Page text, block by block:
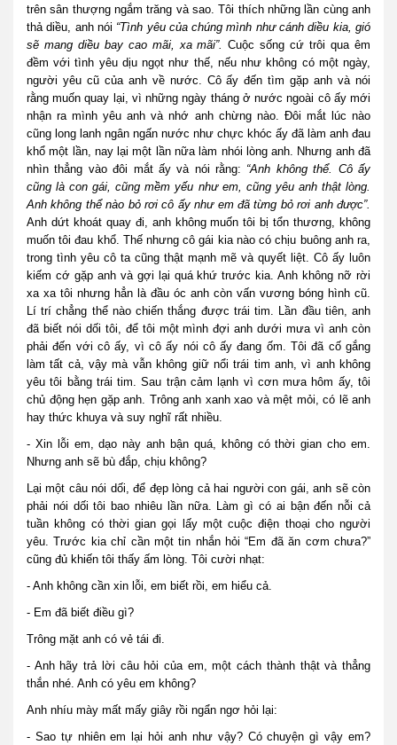
trên sân thượng ngắm trăng và sao. Tôi thích những lần cùng anh
thả diều, anh nói “Tình yêu của chúng mình như cánh diều kia, gió
sẽ mang diều bay cao mãi, xa mãi”. Cuộc sống cứ trôi qua êm
đềm với tình yêu dịu ngọt như thế, nếu như không có một ngày,
người yêu cũ của anh về nước. Cô ấy đến tìm gặp anh và nói
rằng muốn quay lại, vì những ngày tháng ở nước ngoài cô ấy mới
nhận ra mình yêu anh và nhớ anh chừng nào. Đôi mắt lúc nào
cũng long lanh ngân ngấn nước như chực khóc ấy đã làm anh đau
khổ một lần, nay lại một lần nữa làm nhói lòng anh. Nhưng anh đã
nhìn thẳng vào đôi mắt ấy và nói rằng: “Anh không thể. Cô ấy
cũng là con gái, cũng mềm yếu như em, cũng yêu anh thật lòng.
Anh không thể nào bỏ rơi cô ấy như em đã từng bỏ rơi anh được”.
Anh dứt khoát quay đi, anh không muốn tôi bị tổn thương, không
muốn tôi đau khổ. Thế nhưng cô gái kia nào có chịu buông anh ra,
trong tình yêu cô ta cũng thật mạnh mẽ và quyết liệt. Cô ấy luôn
kiếm cớ gặp anh và gợi lại quá khứ trước kia. Anh không nỡ rời
xa xa tôi nhưng hẳn là đầu óc anh còn vấn vương bóng hình cũ.
Lí trí chẳng thể nào chiến thắng được trái tim. Lần đầu tiên, anh
đã biết nói dối tôi, để tôi một mình đợi anh dưới mưa vì anh còn
phải đến với cô ấy, vì cô ấy nói cô ấy đang ốm. Tôi đã cố gắng
làm tất cả, vậy mà vẫn không giữ nổi trái tim anh, vì anh không
yêu tôi bằng trái tim. Sau trận cảm lạnh vì cơn mưa hôm ấy, tôi
chủ động hẹn gặp anh. Trông anh xanh xao và mệt mỏi, có lẽ anh
hay thức khuya và suy nghĩ rất nhiều.
- Xin lỗi em, dạo này anh bận quá, không có thời gian cho em.
Nhưng anh sẽ bù đắp, chịu không?
Lại một câu nói dối, để đẹp lòng cả hai người con gái, anh sẽ còn
phải nói dối tôi bao nhiêu lần nữa. Làm gì có ai bận đến nỗi cả
tuần không có thời gian gọi lấy một cuộc điện thoại cho người
yêu. Trước kia chỉ cần một tin nhắn hỏi “Em đã ăn cơm chưa?”
cũng đủ khiến tôi thấy ấm lòng. Tôi cười nhạt:
- Anh không cần xin lỗi, em biết rồi, em hiểu cả.
- Em đã biết điều gì?
Trông mặt anh có vẻ tái đi.
- Anh hãy trả lời câu hỏi của em, một cách thành thật và thẳng
thắn nhé. Anh có yêu em không?
Anh nhíu mày mất mấy giây rồi ngẩn ngơ hỏi lại:
- Sao tự nhiên em lại hỏi anh như vậy? Có chuyện gì vậy em?